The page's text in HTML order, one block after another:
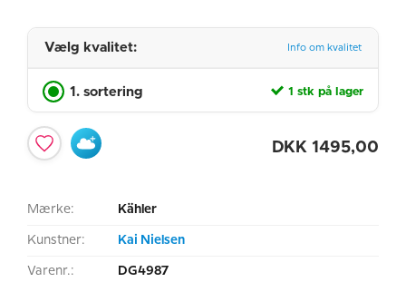
Vælg kvalitet: Info om kvalitet
1. sortering 1 stk på lager
DKK 1495,00
Mærke: Kähler
Kunstner: Kai Nielsen
Varenr.: DG4987